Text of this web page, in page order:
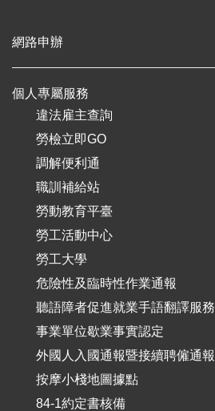
網路申辦
個人專屬服務
違法雇主查詢
勞檢立即GO
調解便利通
職訓補給站
勞動教育平臺
勞工活動中心
勞工大學
危險性及臨時性作業通報
聽語障者促進就業手語翻譯服務
事業單位歇業事實認定
外國人入國通報暨接續聘僱通報
按摩小棧地圖據點
84-1約定書核備